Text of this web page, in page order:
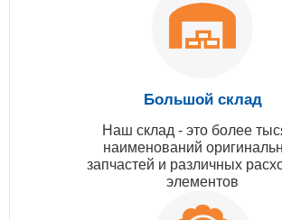
Большой склад
Наш склад - это более
наименований
запчастей и различных
элементов